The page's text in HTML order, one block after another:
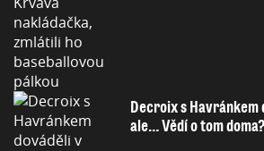
Decroix s Havránkem
ale… Vědí o tom doma?